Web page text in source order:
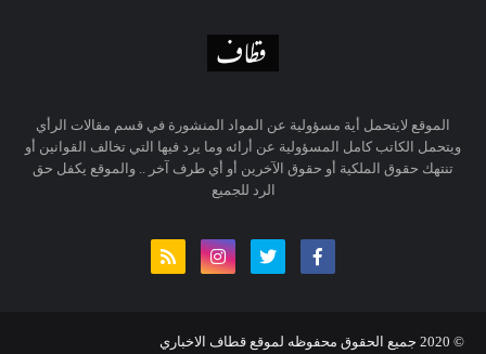
الموقع لايتحمل أية مسؤولية عن المواد المنشورة في قسم مقالات الرأي
ويتحمل الكاتب كامل المسؤولية عن أرائه وما يرد فيها التي تخالف القوانين أو
تنتهك حقوق الملكية أو حقوق الآخرين أو أي طرف آخر .. والموقع يكفل حق
الرد للجميع
© 20
20 جميع الحقوق محفوظه لموقع قطاف الاخباري